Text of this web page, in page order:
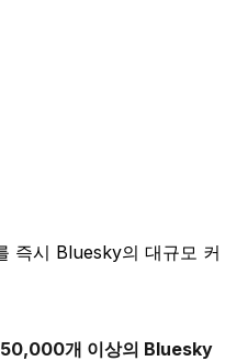
즉시 Bluesky의 대규모 커
50,000개 이상의 Bluesky